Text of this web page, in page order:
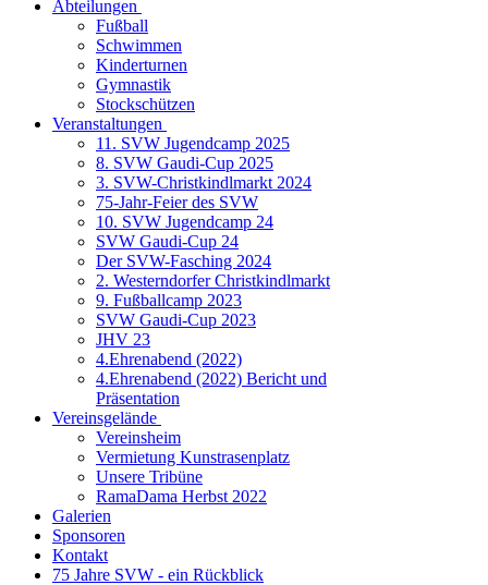
Abteilungen
Fußball
Schwimmen
Kinderturnen
Gymnastik
Stockschützen
Veranstaltungen
11. SVW Jugendcamp 2025
8. SVW Gaudi-Cup 2025
3. SVW-Christkindlmarkt 2024
75-Jahr-Feier des SVW
10. SVW Jugendcamp 24
SVW Gaudi-Cup 24
Der SVW-Fasching 2024
2. Westerndorfer Christkindlmarkt
9. Fußballcamp 2023
SVW Gaudi-Cup 2023
JHV 23
4.Ehrenabend (2022)
4.Ehrenabend (2022) Bericht und
Präsentation
Vereinsgelände
Vereinsheim
Vermietung Kunstrasenplatz
Unsere Tribüne
RamaDama Herbst 2022
Galerien
Sponsoren
Kontakt
75 Jahre SVW - ein Rückblick